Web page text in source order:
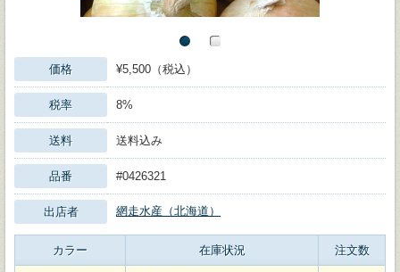
価格 ¥5,500（税込）
税率 8%
送料 送料込み
品番 #0426321
出店者 網走水産（北海道）
カラー 在庫状況 注文数